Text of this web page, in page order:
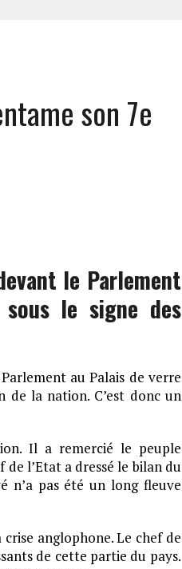
son 7e
le Parlement
le signe des
au Palais de verre
la nation. C’est donc un
Il a remercié le peuple
l’Etat a dressé le bilan du
n’a pas été un long fleuve
anglophone. Le chef de
de cette partie du pays.